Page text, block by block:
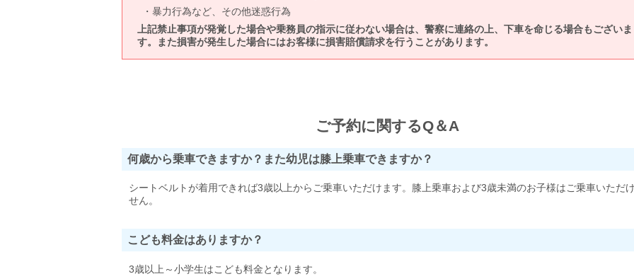
暴力行為など、その他迷惑行為
上記禁止事項が発覚した場合や乗務員の指示に従わない場合は、警察に連絡の上、下車を命じる場合もございま
す。また損害が発生した場合にはお客様に損害賠償請求を行うことがあります。
ご予約に関するQ＆A
何歳から乗車できますか？また幼児は膝上乗車できますか？
シートベルトが着用できれば3歳以上からご乗車いただけます。膝上乗車および3歳未満のお子様はご乗車いただ
せん。
こども料金はありますか？
3歳以上～小学生はこども料金となります。